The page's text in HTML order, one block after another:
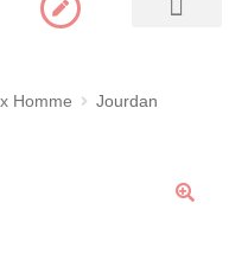
Homme
Jourdan